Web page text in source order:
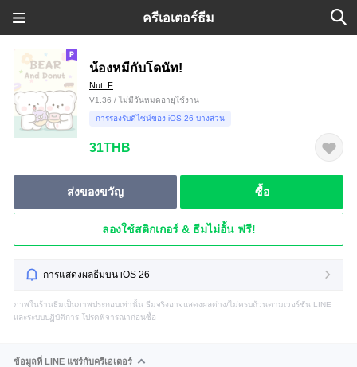
ครีเอเตอร์ธีม
น้องหมีกับโดนัท!
Nut_F
V1.36 / ไม่มีวันหมดอายุใช้งาน
การรองรับดีไซน์ของ iOS 26 บางส่วน
31THB
ส่งของขวัญ ซื้อ
ลองใช้สติกเกอร์ & ธีมไม่อั้น ฟรี!
การแสดงผลธีมบน iOS 26
ภาพในร้านธีมเป็นภาพประกอบเท่านั้น ธีมจริงอาจแสดงผลต่าง/ไม่ครบถ้วนตามเวอร์ชัน LINE
และระบบปฏิบัติการ โปรดพิจารณาก่อนซื้อ
ข้อมูลที่ LINE แชร์กับครีเอเตอร์